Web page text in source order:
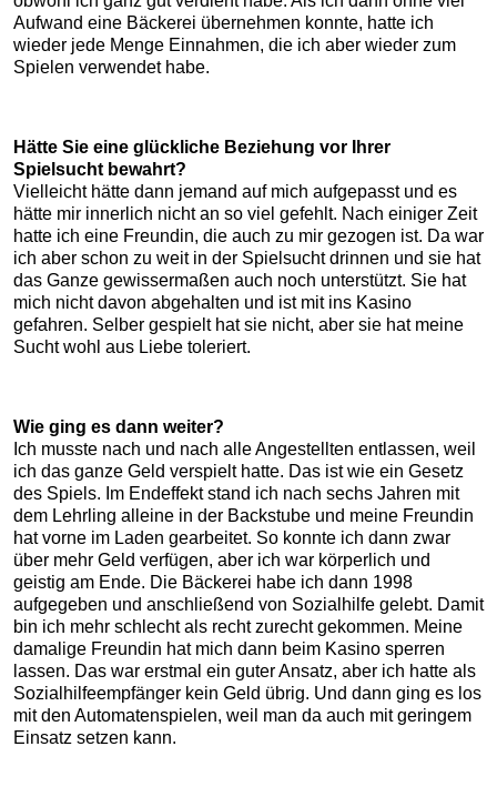
Aufwand eine Bäckerei übernehmen konnte, hatte ich
wieder jede Menge Einnahmen, die ich aber wieder zum
Spielen verwendet habe.
Hätte Sie eine glückliche Beziehung vor Ihrer
Spielsucht bewahrt?
Vielleicht hätte dann jemand auf mich aufgepasst und es
hätte mir innerlich nicht an so viel gefehlt. Nach einiger Zeit
hatte ich eine Freundin, die auch zu mir gezogen ist. Da war
ich aber schon zu weit in der Spielsucht drinnen und sie hat
das Ganze gewissermaßen auch noch unterstützt. Sie hat
mich nicht davon abgehalten und ist mit ins Kasino
gefahren. Selber gespielt hat sie nicht, aber sie hat meine
Sucht wohl aus Liebe toleriert.
Wie ging es dann weiter?
Ich musste nach und nach alle Angestellten entlassen, weil
ich das ganze Geld verspielt hatte. Das ist wie ein Gesetz
des Spiels. Im Endeffekt stand ich nach sechs Jahren mit
dem Lehrling alleine in der Backstube und meine Freundin
hat vorne im Laden gearbeitet. So konnte ich dann zwar
über mehr Geld verfügen, aber ich war körperlich und
geistig am Ende. Die Bäckerei habe ich dann 1998
aufgegeben und anschließend von Sozialhilfe gelebt. Damit
bin ich mehr schlecht als recht zurecht gekommen. Meine
damalige Freundin hat mich dann beim Kasino sperren
lassen. Das war erstmal ein guter Ansatz, aber ich hatte als
Sozialhilfeempfänger kein Geld übrig. Und dann ging es los
mit den Automatenspielen, weil man da auch mit geringem
Einsatz setzen kann.